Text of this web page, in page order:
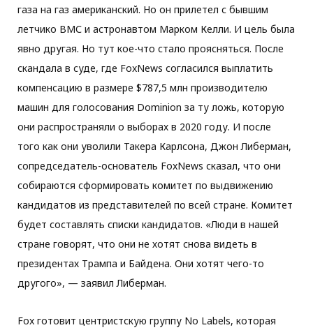
газа на газ американский. Но он прилетел с бывшим
летчико ВМС и астронавтом Марком Келли. И цель была
явно другая. Но тут кое-что стало проясняться. После
скандала в суде, где FoxNews согласился выплатить
компенсацию в размере $787,5 млн производителю
машин для голосования Dominion за ту ложь, которую
они распространяли о выборах в 2020 году. И после
того как они уволили Такера Карлсона, Джон Либерман,
сопредседатель-основатель FoxNews сказал, что они
собираются сформировать комитет по выдвижению
кандидатов из представителей по всей стране. Комитет
будет составлять списки кандидатов. «Люди в нашей
стране говорят, что они не хотят снова видеть в
президентах Трампа и Байдена. Они хотят чего-то
другого», — заявил Либерман.
Fox готовит центристскую группу No Labels, которая